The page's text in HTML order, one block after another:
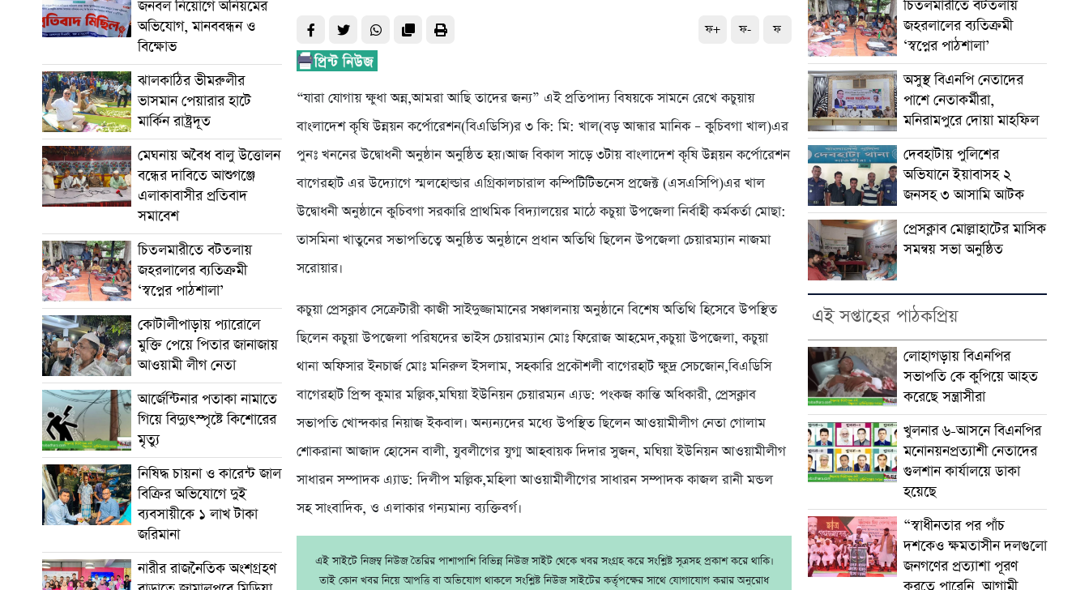
জনবল নিয়োগে অনিয়মের
অভিযোগ, মানববন্ধন ও
বিক্ষোভ
ঝালকাঠির ভীমরুলীর
ভাসমান পেয়ারার হাটে
মার্কিন রাষ্ট্রদূত
মেঘনায় অবৈধ বালু উত্তোলন
বন্ধের দাবিতে আশুগঞ্জে
এলাকাবাসীর প্রতিবাদ
সমাবেশ
চিতলমারীতে বটতলায়
জহরলালের ব্যতিক্রমী
‘স্বপ্নের পাঠশালা’
কোটালীপাড়ায় প্যারোলে
মুক্তি পেয়ে পিতার জানাজায়
আওয়ামী লীগ নেতা
আর্জেন্টিনার পতাকা নামাতে
গিয়ে বিদ্যুৎস্পৃষ্টে কিশোরের
মৃত্যু
নিষিদ্ধ চায়না ও কারেন্ট জাল
বিক্রির অভিযোগে দুই
ব্যবসায়ীকে ১ লাখ টাকা
জরিমানা
নারীর রাজনৈতিক অংশগ্রহণ
ফ+ ফ- ফ
“যারা যোগায় ক্ষুধা অন্ন,আমরা আছি তাদের জন্য” এই প্রতিপাদ্য বিষয়কে সামনে রেখে কচুয়ায়
বাংলাদেশ কৃষি উন্নয়ন কর্পোরেশন(বিএডিসি)র ৩ কি: মি: খাল(বড় আন্ধার মানিক – কুচিবগা খাল)এর
পুনঃ খননের উদ্বোধনী অনুষ্ঠান অনুষ্ঠিত হয়।আজ বিকাল সাড়ে ৩টায় বাংলাদেশ কৃষি উন্নয়ন কর্পোরেশন
বাগেরহাট এর উদ্যোগে স্মলহোল্ডার এগ্রিকালচারাল কম্পিটিটিভনেস প্রজেক্ট (এসএসিপি)এর খাল
উদ্বোধনী অনুষ্ঠানে কুচিবগা সরকারি প্রাথমিক বিদ্যালয়ের মাঠে কচুয়া উপজেলা নির্বাহী কর্মকর্তা মোছা:
তাসমিনা খাতুনের সভাপতিত্বে অনুষ্ঠিত অনুষ্ঠানে প্রধান অতিথি ছিলেন উপজেলা চেয়ারম্যান নাজমা
সরোয়ার।
কচুয়া প্রেসক্লাব সেক্রেটারী কাজী সাইদুজ্জামানের সঞ্চালনায় অনুষ্ঠানে বিশেষ অতিথি হিসেবে উপস্থিত
ছিলেন কচুয়া উপজেলা পরিষদের ভাইস চেয়ারম্যান মোঃ ফিরোজ আহমেদ,কচুয়া উপজেলা, কচুয়া
থানা অফিসার ইনচার্জ মোঃ মনিরুল ইসলাম, সহকারি প্রকৌশলী বাগেরহাট ক্ষুদ্র সেচজোন,বিএডিসি
বাগেরহাট প্রিন্স কুমার মল্লিক,মঘিয়া ইউনিয়ন চেয়ারম্যন এ্যড: পংকজ কান্তি অধিকারী, প্রেসক্লাব
সভাপতি খোন্দকার নিয়াজ ইকবাল। অন্যন্যদের মধ্যে উপস্থিত ছিলেন আওয়ামীলীগ নেতা গোলাম
শোকরানা আজাদ হোসেন বালী, যুবলীগের যুগ্ম আহবায়ক দিদার সুজন, মঘিয়া ইউনিয়ন আওয়ামীলীগ
সাধারন সম্পাদক এ্যাড: দিলীপ মল্লিক,মহিলা আওয়ামীলীগের সাধারন সম্পাদক কাজল রানী মন্ডল
সহ সাংবাদিক, ও এলাকার গন্যমান্য ব্যক্তিবর্গ।
এই সাইটে নিজম্ব নিউজ তৈরির পাশাপাশি বিভিন্ন নিউজ সাইট থেকে খবর সংগ্রহ করে সংশ্লিষ্ট সূত্রসহ প্রকাশ করে থাকি।
তাই কোন খবর নিয়ে আপত্তি বা অভিযোগ থাকলে সংশ্লিষ্ট নিউজ সাইটের কর্তৃপক্ষের সাথে যোগাযোগ করার অনুরোধ
চিতলমারীতে বটতলায়
জহরলালের ব্যতিক্রমী
‘স্বপ্নের পাঠশালা’
অসুস্থ বিএনপি নেতাদের
পাশে নেতাকর্মীরা,
মনিরামপুরে দোয়া মাহফিল
দেবহাটায় পুলিশের
অভিযানে ইয়াবাসহ ২
জনসহ ৩ আসামি আটক
প্রেসক্লাব মোল্লাহাটের মাসিক
সমন্বয় সভা অনুষ্ঠিত
এই সপ্তাহের পাঠকপ্রিয়
লোহাগড়ায় বিএনপির
সভাপতি কে কুপিয়ে আহত
করেছে সন্ত্রাসীরা
খুলনার ৬-আসনে বিএনপির
মনোনয়নপ্রত্যাশী নেতাদের
গুলশান কার্যালয়ে ডাকা
হয়েছে
“স্বাধীনতার পর পাঁচ
দশকেও ক্ষমতাসীন দলগুলো
জনগণের প্রত্যাশা পূরণ